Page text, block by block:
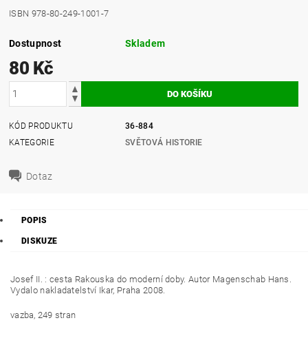
ISBN 978-80-249-1001-7
Dostupnost Skladem
80 Kč
KÓD PRODUKTU
36-884
KATEGORIE
SVĚTOVÁ HISTORIE
Dotaz
POPIS
DISKUZE
Josef II. : cesta Rakouska do moderní doby. Autor Magenschab Hans.
Vydalo nakladatelství Ikar, Praha 2008.
vazba, 249 stran